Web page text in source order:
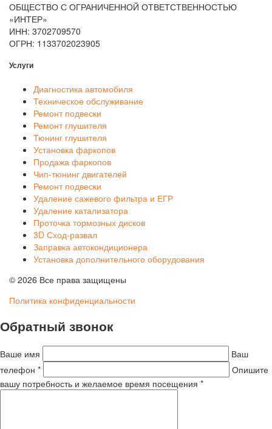
ОБЩЕСТВО С ОГРАНИЧЕННОЙ ОТВЕТСТВЕННОСТЬЮ
«ИНТЕР»
ИНН: 3702709570
ОГРН: 1133702023905
Услуги
Диагностика автомобиля
Техническое обслуживание
Ремонт подвески
Ремонт глушителя
Тюнинг глушителя
Установка фаркопов
Продажа фаркопов
Чип-тюнинг двигателей
Ремонт подвески
Удаление сажевого фильтра и ЕГР
Удаление катализатора
Проточка тормозных дисков
3D Сход-развал
Заправка автокондиционера
Установка дополнительного оборудования
© 2026 Все права защищены
Политика конфиденциальности
Обратный звонок
Ваше имя
Ваш
телефон *
Опишите
вашу потребность и желаемое время посещения *